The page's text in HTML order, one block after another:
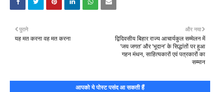
और नया
द्विदिवसीय बिहार राज्य आचार्यकुल सम्मेलन में
‘जय जगत’ और ‘भूदान’ के सिद्धांतों पर हुआ
गहन मंथन, साहित्यकारों एवं पत्रकारों का
सम्मान
पुराने
यह मत करना वह मत करना
आपको ये पोस्ट पसंद आ सकती हैं